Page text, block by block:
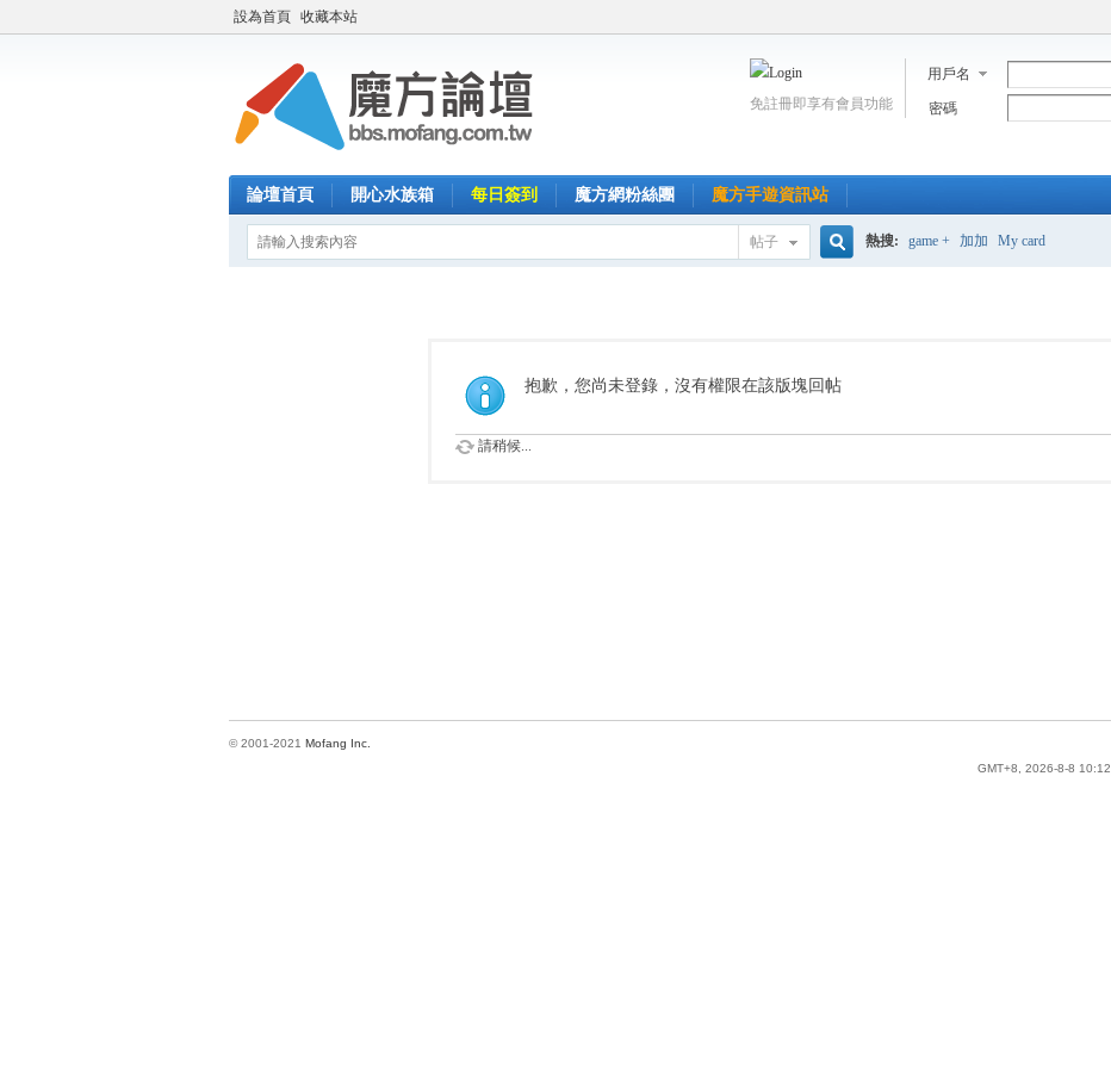
設為首頁 收藏本站
用戶名
密碼
免註冊即享有會員功能
論壇首頁 開心水族箱 每日簽到 魔方網粉絲團 魔方手遊資訊站
帖子
索
熱搜: game + 加加 My card
抱歉，您尚未登錄，沒有權限在該版塊回帖
請稍候...
GMT+8, 2026-8-8 10:12
© 2001-2021 Mofang Inc.